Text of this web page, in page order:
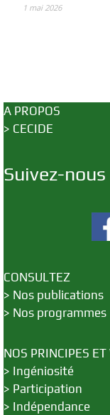
1 mai 2026
A PROPOS
> CECIDE
Suivez-nous
CONSULTEZ
> Nos publications
> Nos programmes
NOS PRINCIPES
> Ingéniosité
> Participation
> Indépendance